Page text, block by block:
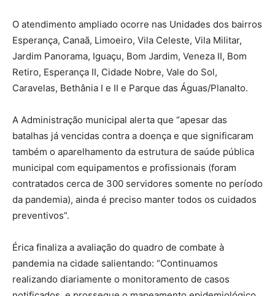
O atendimento ampliado ocorre nas Unidades dos bairros
Esperança, Canaã, Limoeiro, Vila Celeste, Vila Militar,
Jardim Panorama, Iguaçu, Bom Jardim, Veneza II, Bom
Retiro, Esperança II, Cidade Nobre, Vale do Sol,
Caravelas, Bethânia I e II e Parque das Águas/Planalto.
A Administração municipal alerta que “apesar das
batalhas já vencidas contra a doença e que significaram
também o aparelhamento da estrutura de saúde pública
municipal com equipamentos e profissionais (foram
contratados cerca de 300 servidores somente no período
da pandemia), ainda é preciso manter todos os cuidados
preventivos”.
Érica finaliza a avaliação do quadro de combate à
pandemia na cidade salientando: “Continuamos
realizando diariamente o monitoramento de casos